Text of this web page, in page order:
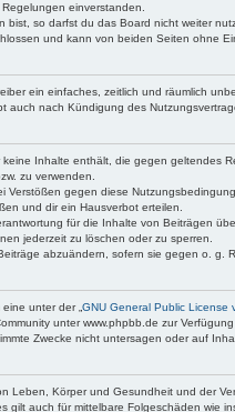
einverstanden.
so darfst du das Board nicht weiter
und kann von beiden Seiten ohne
ein einfaches, zeitlich und räumlich
auch nach Kündigung des
Inhalte enthält, die gegen
zu verwenden.
Verstößen gegen diese
und dir ein Hausverbot erteilen.
für die Inhalte von Beiträgen
jederzeit zu löschen oder zu sperren.
abzuändern, sofern sie gegen o.
unter der „ GNU General Public License
unter www.phpbb.de zur
Zwecke nicht untersagen oder auf
Leben, Körper und Gesundheit und der
gilt auch für mittelbare Folgeschäden wie